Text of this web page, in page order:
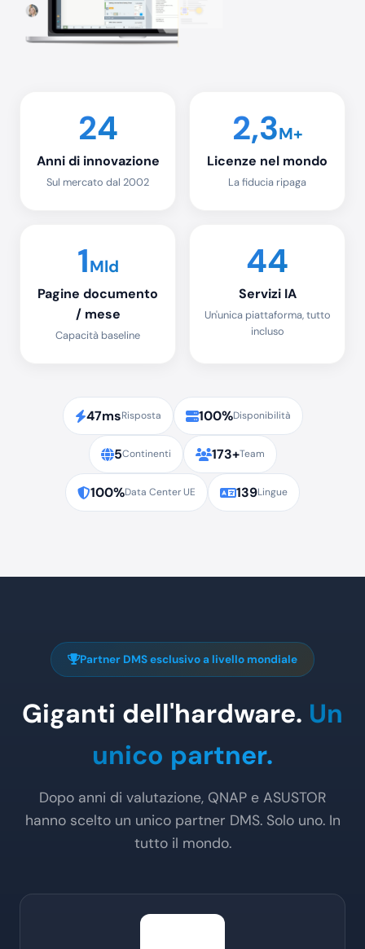
24
Anni di innovazione
Sul mercato dal 2002
2,3M+
Licenze nel mondo
La fiducia ripaga
1Mld
Pagine documento
/ mese
Capacità baseline
44
Servizi IA
Un'unica piattaforma, tutto
incluso
47msRisposta 100%Disponibilità
5Continenti 173+Team
100%Data Center UE 139Lingue
Partner DMS esclusivo a livello mondiale
Giganti dell'hardware. Un
unico partner.
Dopo anni di valutazione, QNAP e ASUSTOR
hanno scelto un unico partner DMS. Solo uno. In
tutto il mondo.